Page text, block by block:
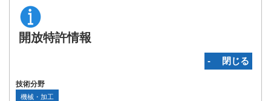
開放特許情報
‐ 閉じる
技術分野
機械・加工